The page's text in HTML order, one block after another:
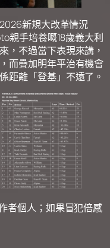
新規大改革情況
親手培養嘅18歲義大利
，不過當下表現來講，
而疊加明年平治有機會
距離「登基」不遠了。
者個人；如果冒犯倍感